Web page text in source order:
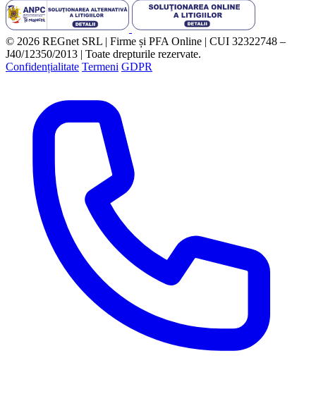
© 2026 REGnet SRL | Firme și PFA Online | CUI 32322748 –
J40/12350/2013 | Toate drepturile rezervate.
Confidențialitate Termeni GDPR